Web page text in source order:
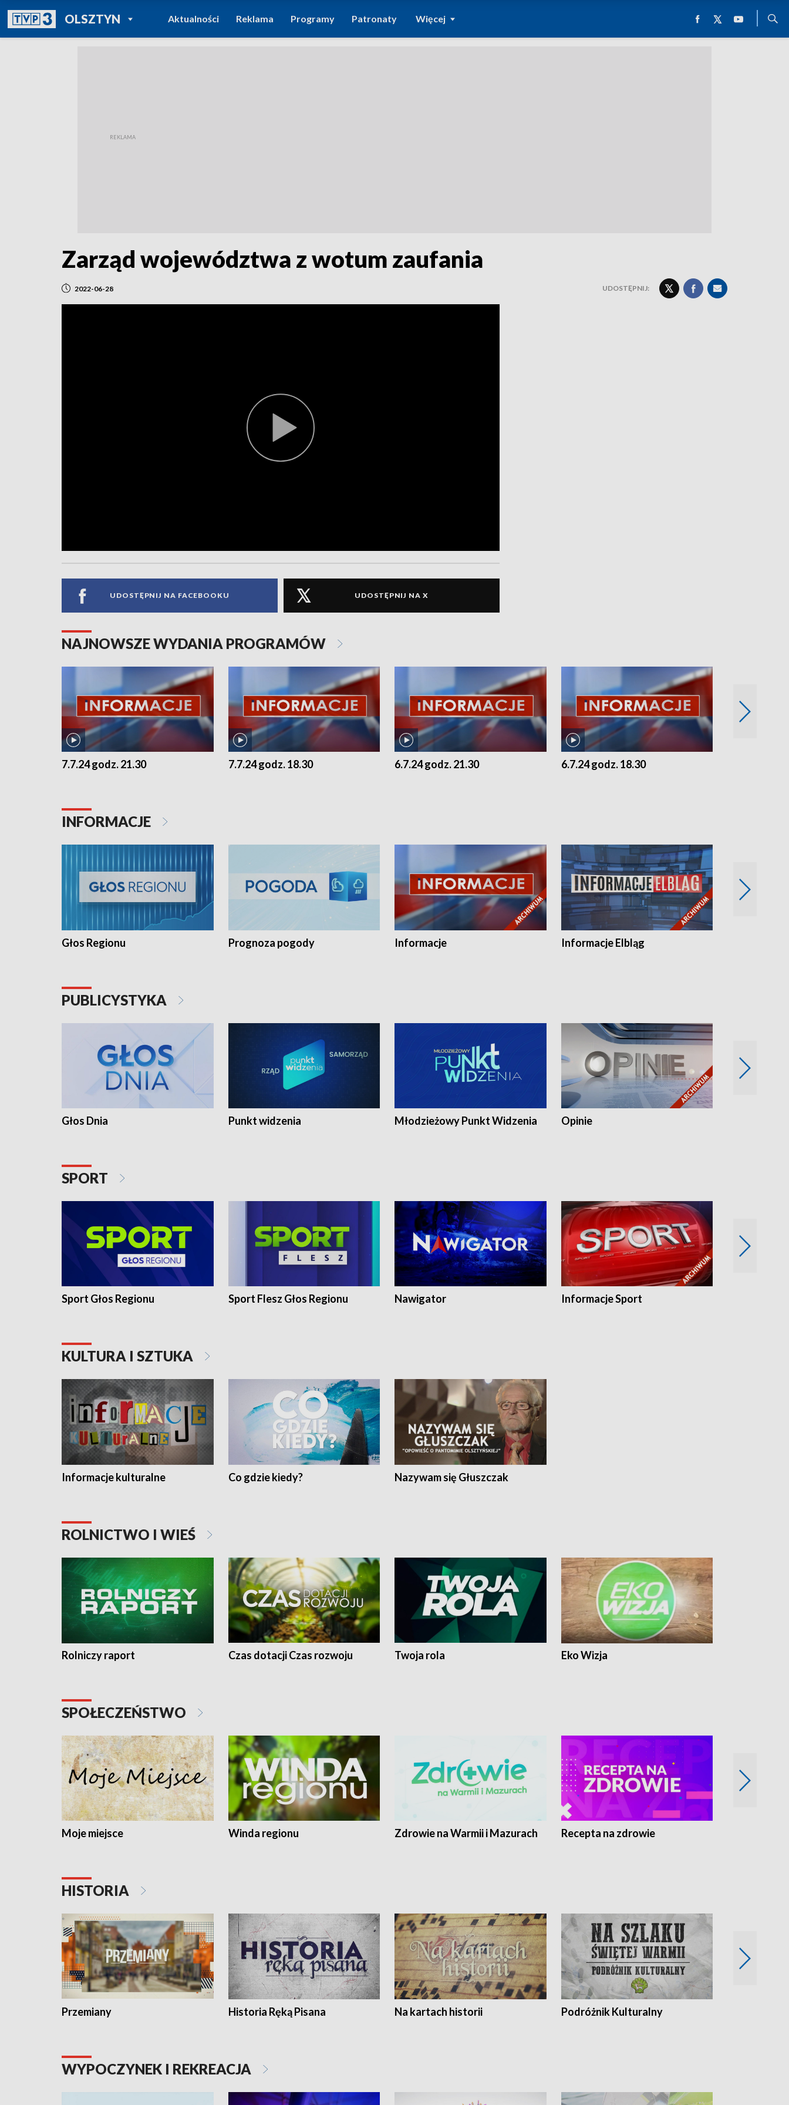
OLSZTYNPOWRÓT DO
TVP REGIONY
Aktualności Reklama Programy Patronaty Więcej
Zarząd województwa z wotum zaufania
2022-06-28 UDOSTĘPNIJ:
UDOSTĘPNIJ NA FACEBOOKU UDOSTĘPNIJ NA X
NAJNOWSZE WYDANIA PROGRAMÓW
7.7.24 godz. 21.30 7.7.24 godz. 18.30 6.7.24 godz. 21.30 6.7.24 godz. 18.30
INFORMACJE
Głos Regionu Prognoza pogody Informacje Informacje Elbląg
PUBLICYSTYKA
Głos Dnia Punkt widzenia Młodzieżowy Punkt Widzenia Opinie
SPORT
Sport Głos Regionu Sport Flesz Głos Regionu Nawigator Informacje Sport
KULTURA I SZTUKA
Informacje kulturalne Co gdzie kiedy? Nazywam się Głuszczak
ROLNICTWO I WIEŚ
Rolniczy raport Czas dotacji Czas rozwoju Twoja rola Eko Wizja
SPOŁECZEŃSTWO
Moje miejsce Winda regionu Zdrowie na Warmii i Mazurach Recepta na zdrowie
HISTORIA
Przemiany Historia Ręką Pisana Na kartach historii Podróżnik Kulturalny
WYPOCZYNEK I REKREACJA